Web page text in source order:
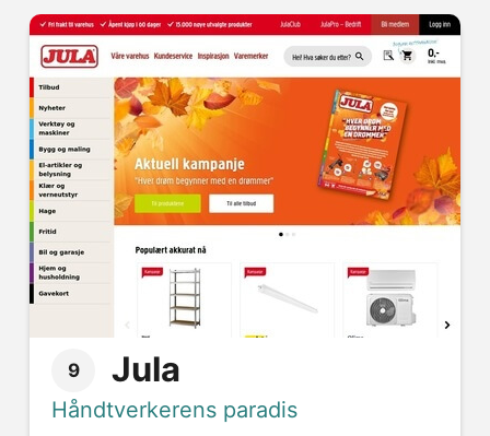
9 Jula
Håndtverkerens paradis